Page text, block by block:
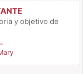
y objetivo de